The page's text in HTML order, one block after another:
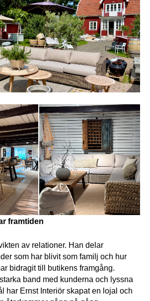
framtiden
av relationer. Han delar
som har blivit som familj och hur
bidragit till butikens framgång.
band med kunderna och lyssna
har Ernst Interiör skapat en lojal och